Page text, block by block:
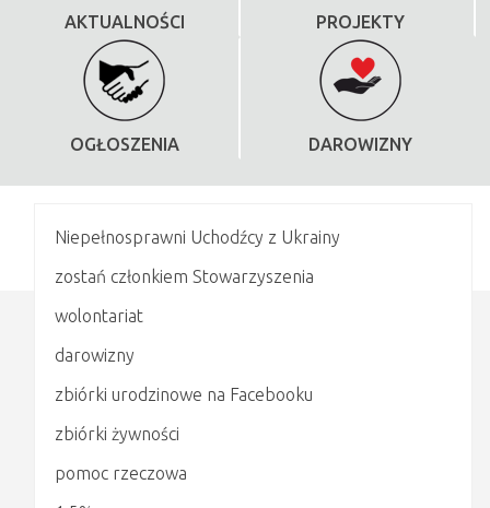
AKTUALNOŚCI PROJEKTY
OGŁOSZENIA DAROWIZNY
Niepełnosprawni Uchodźcy z Ukrainy
zostań członkiem Stowarzyszenia
wolontariat
darowizny
zbiórki urodzinowe na Facebooku
zbiórki żywności
pomoc rzeczowa